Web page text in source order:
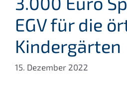
EGV für die
Kindergärten
15. Dezember 2022